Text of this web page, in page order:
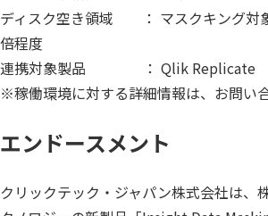
ディスク空き領域 ： マスクキング対
倍程度
連携対象製品 ： Qlik Replicate
※稼働環境に対する詳細情報は、お問い
エンドースメント
クリックテック・ジャパン株式会社は、